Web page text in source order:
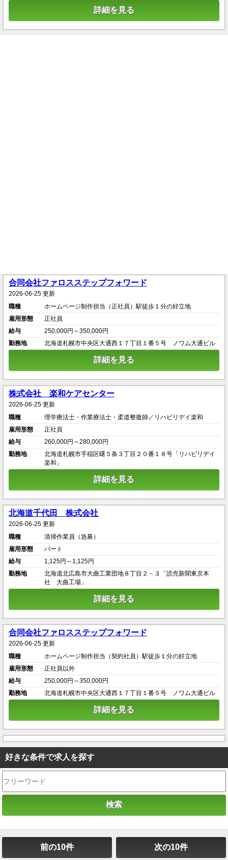
詳細を見る
合同会社ファロスステップフォワード
2026-06-25 更新
職種
ホームページ制作担当（正社員）駅徒歩１分の好立地
雇用形態
正社員
給与
250,000円～350,000円
勤務地
北海道札幌市中央区大通西１７丁目１番５号 ノワム大通ビル
詳細を見る
株式会社 楽和ケアセンター
2026-06-25 更新
職種
理学療法士・作業療法士・柔道整復師／リハビリデイ楽和
雇用形態
正社員
給与
260,000円～280,000円
勤務地
北海道札幌市手稲区曙５条３丁目２０番１８号「リハビリデイ
楽和」
詳細を見る
北海道千代田 株式会社
2026-06-25 更新
職種
清掃作業員（急募）
雇用形態
パート
給与
1,125円～1,125円
勤務地
北海道北広島市大曲工業団地８丁目２－３「読売新聞東京本
社 大曲工場」
詳細を見る
合同会社ファロスステップフォワード
2026-06-25 更新
職種
ホームページ制作担当（契約社員）駅徒歩１分の好立地
雇用形態
正社員以外
給与
250,000円～350,000円
勤務地
北海道札幌市中央区大通西１７丁目１番５号 ノワム大通ビル
詳細を見る
好きな条件で求人を探す
前の10件 次の10件